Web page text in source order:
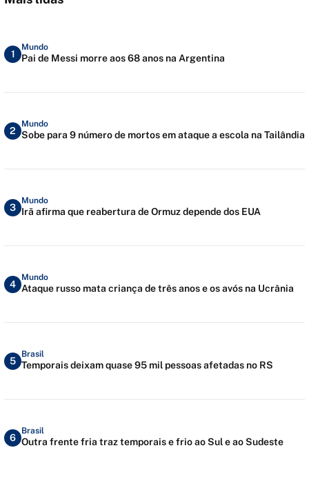
1
Mundo
Pai de Messi morre aos 68 anos na Argentina
2
Mundo
Sobe para 9 número de mortos em ataque a escola na Tailândia
3
Mundo
Irã afirma que reabertura de Ormuz depende dos EUA
4
Mundo
Ataque russo mata criança de três anos e os avós na Ucrânia
5
Brasil
Temporais deixam quase 95 mil pessoas afetadas no RS
6
Brasil
Outra frente fria traz temporais e frio ao Sul e ao Sudeste